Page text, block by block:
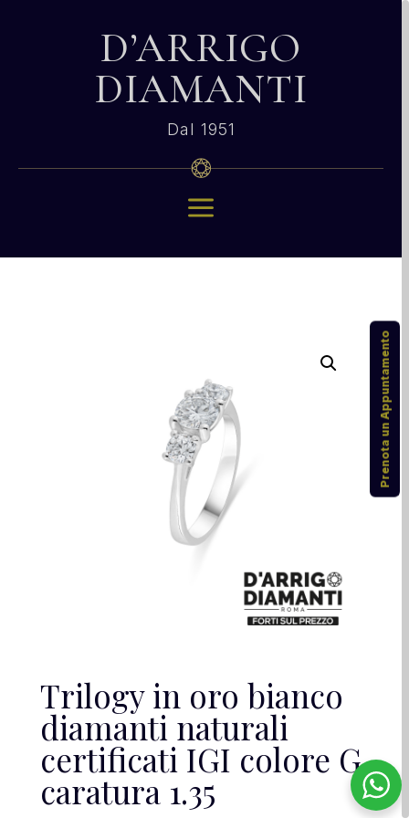
D’ARRIGO
DIAMANTI
Dal 1951
a
Trilogy in oro bianco
diamanti naturali
certificati IGI colore G
caratura 1.35
Prenota un Appuntamento